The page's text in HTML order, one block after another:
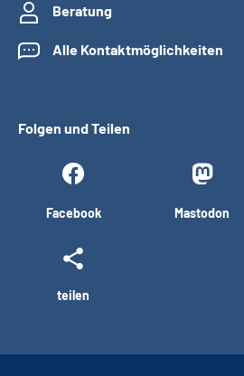
Beratung
Alle Kontaktmöglichkeiten
Folgen und Teilen
Facebook Mastodon
teilen